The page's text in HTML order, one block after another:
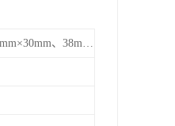
常见孔径有25mm×25mm、30mm×30mm、38mm×38mm等,